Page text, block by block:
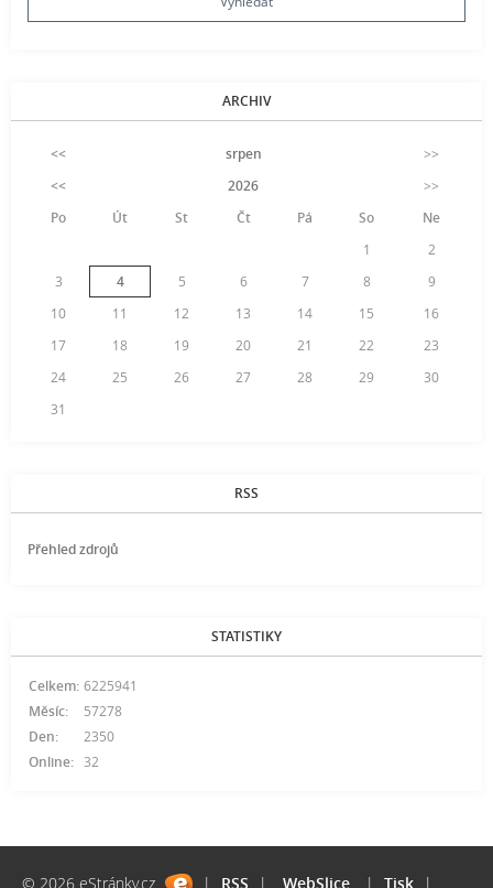
ARCHIV
<< srpen
>>
<<
2026
>>
Po
Út St Čt Pá So
Ne
1
2
3
4 5 6 7 8
9
10
11 12 13 14 15
16
17
18 19 20 21 22
23
24
25 26 27 28 29
30
31
RSS
Přehled zdrojů
STATISTIKY
Online: 32
Celkem: 6225941
Měsíc:
57278
Den:
2350
© 2026 eStránky.cz | RSS | WebSlice | Tisk |